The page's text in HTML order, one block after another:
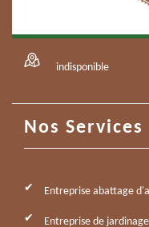
indisponible
Nos Services
Entreprise abattage
Entreprise de